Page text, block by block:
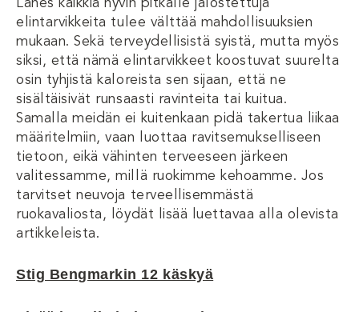
Lähes kaikkia hyvin pitkälle jalostettuja
elintarvikkeita tulee välttää mahdollisuuksien
mukaan. Sekä terveydellisistä syistä, mutta myös
siksi, että nämä elintarvikkeet koostuvat suurelta
osin tyhjistä kaloreista sen sijaan, että ne
sisältäisivät runsaasti ravinteita tai kuitua.
Samalla meidän ei kuitenkaan pidä takertua liikaa
määritelmiin, vaan luottaa ravitsemukselliseen
tietoon, eikä vähinten terveeseen järkeen
valitessamme, millä ruokimme kehoamme. Jos
tarvitset neuvoja terveellisemmästä
ruokavaliosta, löydät lisää luettavaa alla olevista
artikkeleista.
Stig Bengmarkin 12 käskyä